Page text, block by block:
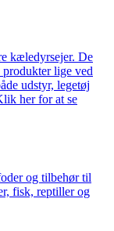
kæledyrsejer. De
lige ved
udstyr, legetøj
her for at se
og tilbehør til
fisk, reptiller og